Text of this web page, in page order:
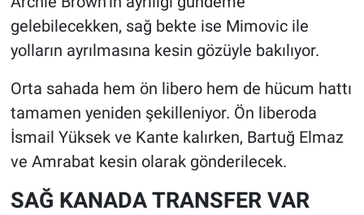
gelebilecekken, sağ bekte ise Mimovic ile
yolların ayrılmasına kesin gözüyle bakılıyor.
Orta sahada hem ön libero hem de hücum hattı
tamamen yeniden şekilleniyor. Ön liberoda
İsmail Yüksek ve Kante kalırken, Bartuğ Elmaz
ve Amrabat kesin olarak gönderilecek.
SAĞ KANADA TRANSFER VAR